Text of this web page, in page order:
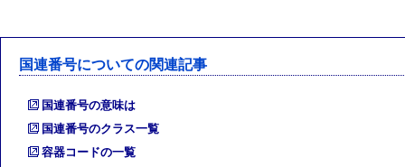
国連番号についての関連記事
国連番号の意味は
国連番号のクラス一覧
容器コードの一覧